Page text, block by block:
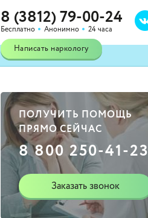
8 (3812) 79-00-24
Бесплатно Анонимно 24 часа
Написать наркологу
ПОЛУЧИТЬ ПОМОЩЬ
ПРЯМО СЕЙЧАС
8 800 250-41-23
Заказать звонок